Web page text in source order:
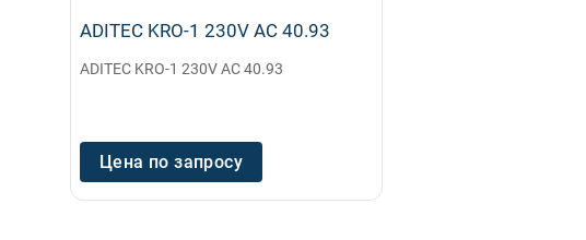
ADITEC KRO-1 230V AC 40.93
ADITEC KRO-1 230V AC 40.93
Цена по запросу